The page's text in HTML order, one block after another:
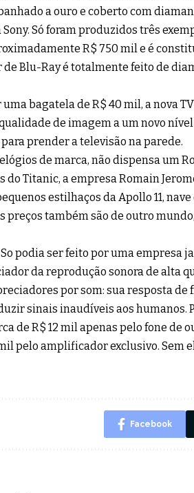
a ouro e coberto com
Só foram produzidos três
R$ 750 mil e é
de Blu-Ray é totalmente feito de
bagatela de R$ 40 mil, a nova
de imagem a um novo
prender a televisão na parede.
de marca, não dispensa um
do Titanic, a empresa Romain
estilhaços da Apollo 11,
preços também são de outro
podia ser feito por uma empresa
da reprodução sonora de alta
por som: sua resposta de
sinais inaudíveis aos humanos.
de R$ 12 mil apenas pelo fone de
pelo amplificador exclusivo. Sem
Facebook